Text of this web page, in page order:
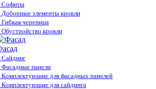
Софиты
Доборные элементы кровли
Гибкая черепица
Обустройство кровли
Сайдинг
Фасадные панели
Комплектующие для фасадных панелей
Комплектующие для сайдинга